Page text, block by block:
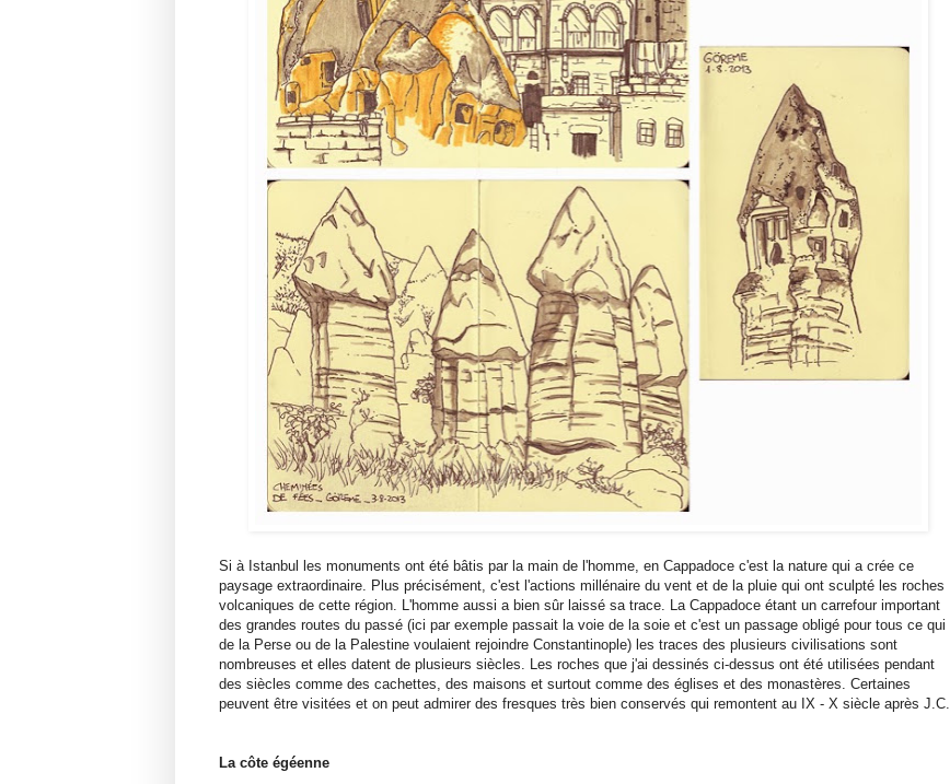
Si à Istanbul les monuments ont été bâtis par la main de l'homme, en Cappadoce c'est la nature qui a crée ce
paysage extraordinaire. Plus précisément, c'est l'actions millénaire du vent et de la pluie qui ont sculpté les roches
volcaniques de cette région. L'homme aussi a bien sûr laissé sa trace. La Cappadoce étant un carrefour important
des grandes routes du passé (ici par exemple passait la voie de la soie et c'est un passage obligé pour tous ce qui
de la Perse ou de la Palestine voulaient rejoindre Constantinople) les traces des plusieurs civilisations sont
nombreuses et elles datent de plusieurs siècles. Les roches que j'ai dessinés ci-dessus ont été utilisées pendant
des siècles comme des cachettes, des maisons et surtout comme des églises et des monastères. Certaines
peuvent être visitées et on peut admirer des fresques très bien conservés qui remontent au IX - X siècle après J.C.
La côte égéenne